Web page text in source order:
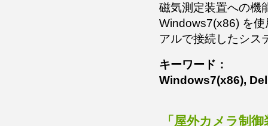
磁気測定装置への機
Windows7(x86) を
アルで接続したシス
キーワード：
Windows7(x86),
「屋外カメラ制